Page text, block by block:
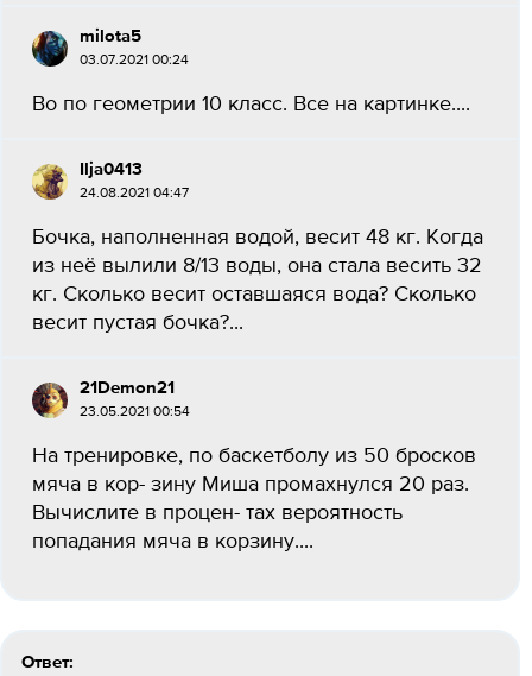
milota5
03.07.2021 00:24
Во по геометрии 10 класс. Все на картинке....
Ilja0413
24.08.2021 04:47
Бочка, наполненная водой, весит 48 кг. Когда
из неё вылили 8/13 воды, она стала весить 32
кг. Сколько весит оставшаяся вода? Сколько
весит пустая бочка?...
21Demon21
23.05.2021 00:54
На тренировке, по баскетболу из 50 бросков
мяча в кор- зину Миша промахнулся 20 раз.
Вычислите в процен- тах вероятность
попадания мяча в корзину....
Ответ: